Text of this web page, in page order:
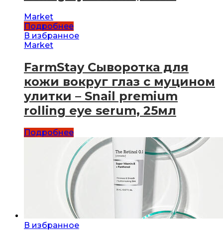
Market
Подробнее
В избранное
Market
FarmStay Cыворотка для
кожи вокруг глаз с муцином
улитки – Snail premium
rolling eye serum, 25мл
Подробнее
В избранное